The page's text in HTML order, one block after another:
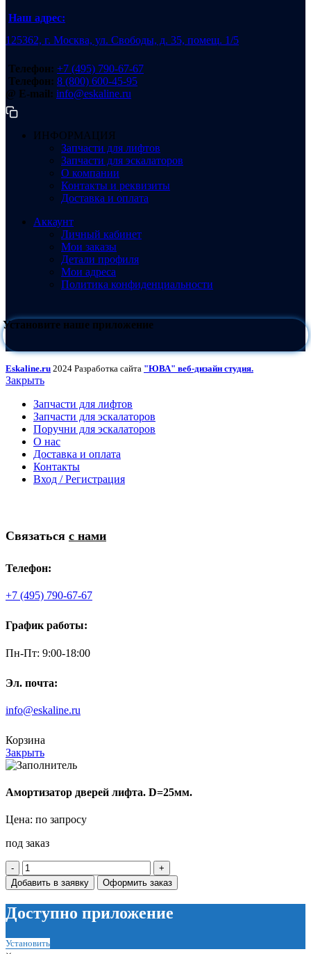
Наш адрес:
125362, г. Москва, ул. Свободы, д. 35, помещ. 1/5
Телефон: +7 (495) 790-67-67
Телефон: 8 (800) 600-45-95
@ E-mail: info@eskaline.ru
ИНФОРМАЦИЯ
Запчасти для лифтов
Запчасти для эскалаторов
О компании
Контакты и реквизиты
Доставка и оплата
Аккаунт
Личный кабинет
Мои заказы
Детали профиля
Мои адреса
Политика конфиденциальности
Установите наше приложение
Eskaline.ru 2024 Разработка сайта "ЮВА" веб-дизайн студия.
Закрыть
Запчасти для лифтов
Запчасти для эскалаторов
Поручни для эскалаторов
О нас
Доставка и оплата
Контакты
Вход / Регистрация
Связаться с нами
Телефон:
+7 (495) 790-67-67
График работы:
Пн-Пт: 9:00-18:00
Эл. почта:
info@eskaline.ru
Корзина
Закрыть
Амортизатор дверей лифта. D=25мм.
Цена: по запросу
под заказ
Количество
товара
Амортизатор
дверей
лифта.
Добавить в заявку Оформить заказ
Доступно приложение
Установить